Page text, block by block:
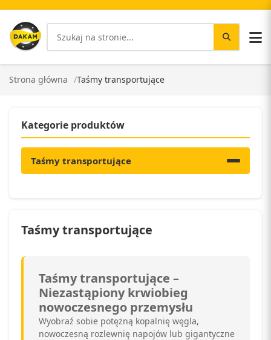
Strona główna Taśmy transportujące
Kategorie produktów
Taśmy transportujące
Taśmy transportujące
Taśmy transportujące –
Niezastąpiony krwiobieg
nowoczesnego przemysłu
Wyobraź sobie potężną kopalnię węgla,
nowoczesną rozlewnię napojów lub gigantyczne